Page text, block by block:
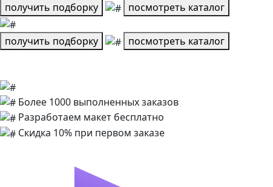
получить подборку посмотреть каталог
получить подборку посмотреть каталог
Более 1000 выполненных заказов
Разработаем макет бесплатно
Скидка 10% при первом заказе